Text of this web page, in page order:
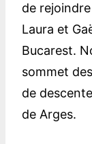
de
Laura et
Bucarest.
sommet
de
de Arges.